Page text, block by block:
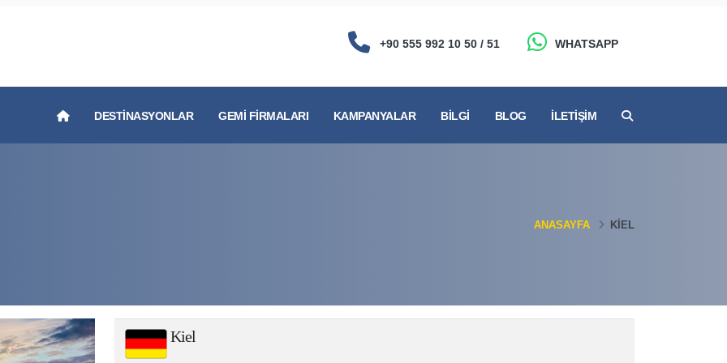
+90 555 992 10 50 / 51 WHATSAPP
DESTINASYONLAR GEMI FIRMALARI KAMPANYALAR BILGI BLOG İLETIŞIM
ANASAYFA KIEL
Kiel